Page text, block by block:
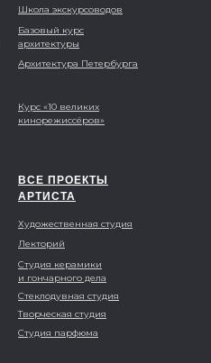
ВСЕ ПРОЕКТЫ
АРТИСТА
Художественная студия
Стеклодувная студия
Лекторий
Творческая студия
Студия керамики
и гончарного дела
Студия парфюма
Школа экскурсоводов
Базовый курс
архитектуры
Архитектура Петербурга
Курс «10 великих
кинорежиссёров»